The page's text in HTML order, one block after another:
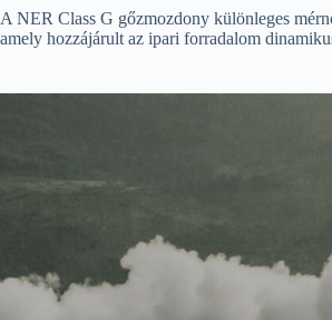
A NER Class G gőzmozdony különleges
amely hozzájárult az ipari forradalom